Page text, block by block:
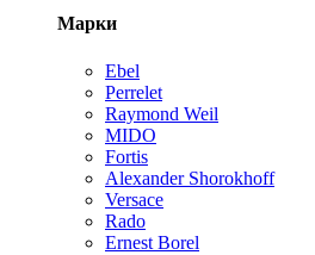
Марки
Ebel
Perrelet
Raymond Weil
MIDO
Fortis
Alexander Shorokhoff
Versace
Rado
Ernest Borel